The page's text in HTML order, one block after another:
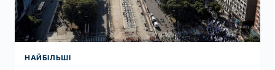
НАЙБІЛЬШІ